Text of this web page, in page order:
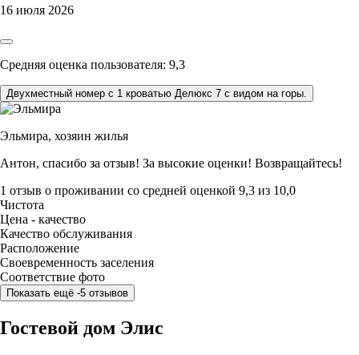
16 июля 2026
Средняя оценка пользователя: 9,3
Двухместный номер с 1 кроватью Делюкс 7 с видом на горы.
Эльмира, хозяин жилья
Антон, спасибо за отзыв! За высокие оценки! Возвращайтесь!
1 отзыв о проживании со средней оценкой 9,3 из 10,0
Чистота
Цена - качество
Качество обслуживания
Расположение
Своевременность заселения
Соответствие фото
Показать ещё -5 отзывов
Гостевой дом Элис